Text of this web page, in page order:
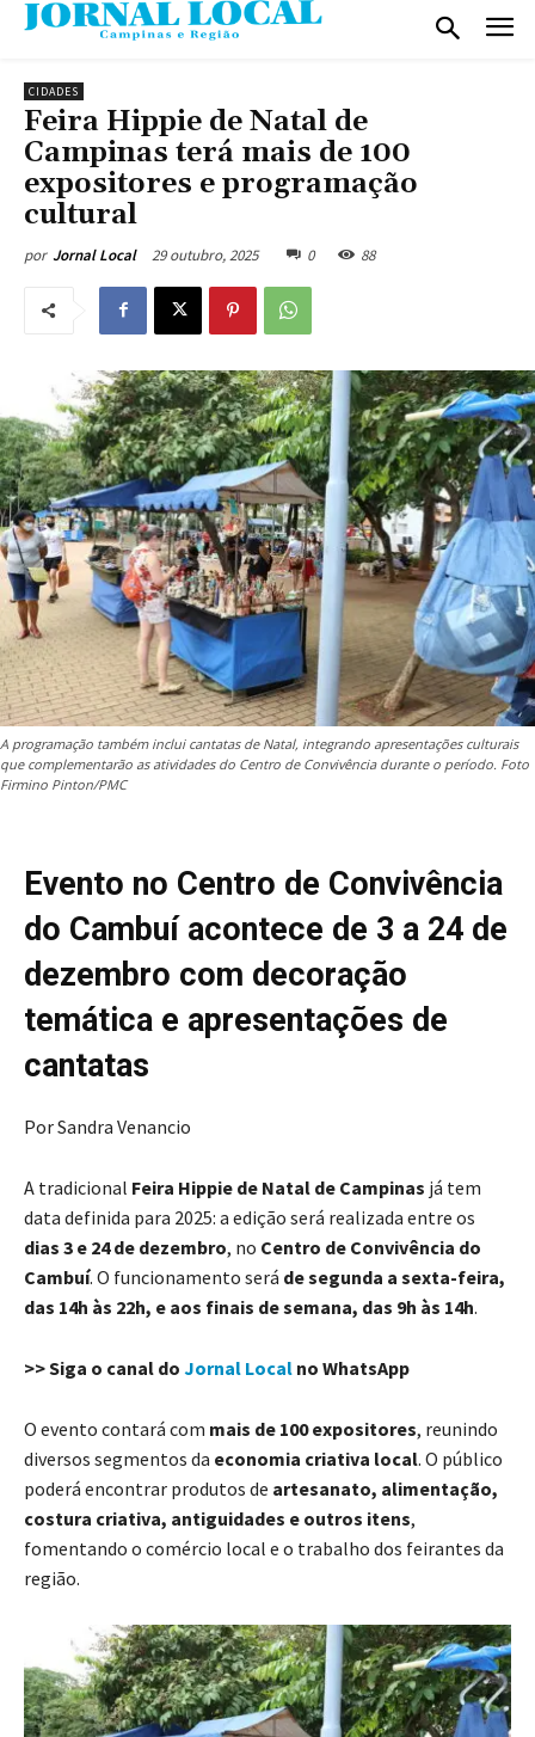
CIDADES
Feira Hippie de Natal de
Campinas terá mais de 100
expositores e programação
cultural
por Jornal Local 29 outubro, 2025 0 88
A programação também inclui cantatas de Natal, integrando apresentações culturais
que complementarão as atividades do Centro de Convivência durante o período. Foto
Firmino Pinton/PMC
Evento no Centro de Convivência
do Cambuí acontece de 3 a 24 de
dezembro com decoração
temática e apresentações de
cantatas
Por Sandra Venancio
A tradicional Feira Hippie de Natal de Campinas já tem
data definida para 2025: a edição será realizada entre os
dias 3 e 24 de dezembro, no Centro de Convivência do
Cambuí. O funcionamento será de segunda a sexta-feira,
das 14h às 22h, e aos finais de semana, das 9h às 14h.
>> Siga o canal do Jornal Local no WhatsApp
O evento contará com mais de 100 expositores, reunindo
diversos segmentos da economia criativa local. O público
poderá encontrar produtos de artesanato, alimentação,
costura criativa, antiguidades e outros itens,
fomentando o comércio local e o trabalho dos feirantes da
região.